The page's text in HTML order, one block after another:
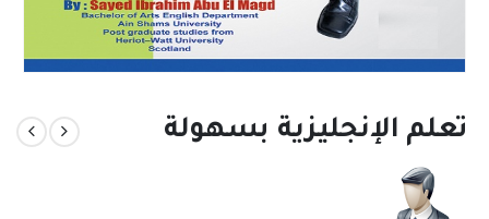
تعلم الإنجليزية بسهولة